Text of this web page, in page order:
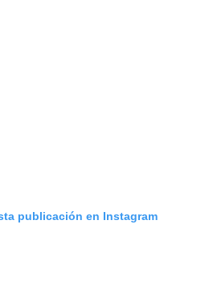
publicación en Instagram